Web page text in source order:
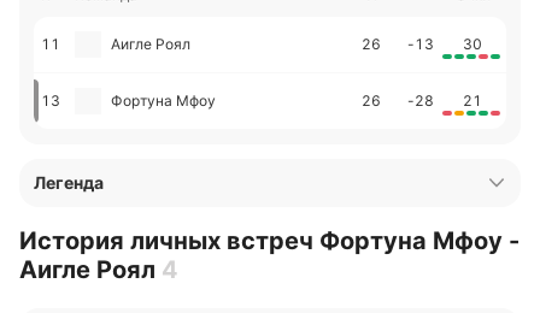
11 Аигле Роял 26 -13 30
13 Фортуна Мфоу 26 -28 21
Легенда
История личных встреч Фортуна Мфоу -
Аигле Роял 4